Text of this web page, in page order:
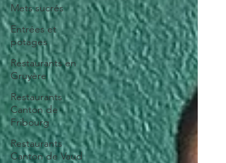
Mets sucrés
Entrées et
potages
Restaurants en
Gruyère
Restaurants
Canton de
Fribourg
Restaurants
Canton de Vaud